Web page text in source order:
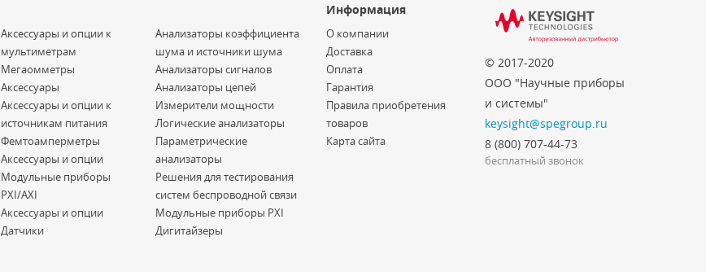
Информация
© 2017-2020
ООО "Научные приборы
и системы"
keysight@spegroup.ru
8 (800) 707-44-73
бесплатный звонок
Аксессуары и опции к
мультиметрам
Мегаомметры
Аксессуары
Аксессуары и опции к
источникам питания
Фемтоамперметры
Аксессуары и опции
Модульные приборы
PXI/AXI
Аксессуары и опции
Датчики
Анализаторы коэффициента
шума и источники шума
Анализаторы сигналов
Анализаторы цепей
Измерители мощности
Логические анализаторы
Параметрические
анализаторы
Решения для тестирования
систем беспроводной связи
Модульные приборы PXI
Дигитайзеры
О компании
Доставка
Оплата
Гарантия
Правила приобретения
товаров
Карта сайта